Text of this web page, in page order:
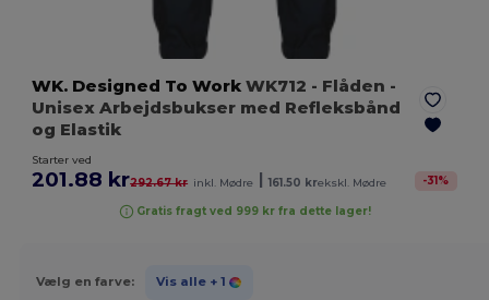
WK. Designed To Work WK712 - Flåden -
Unisex Arbejdsbukser med Refleksbånd
og Elastik
Starter ved
201.88 kr292.67 kr inkl. Mødre | 161.50 krekskl. Mødre -31 %
Gratis fragt ved 999 kr fra dette lager!
Vælg en farve: Vis alle + 1